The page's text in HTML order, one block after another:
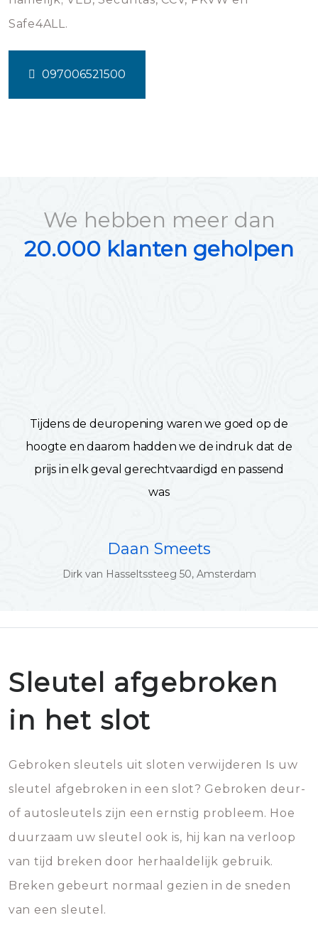
Safe4ALL.
097006521500
We hebben meer dan
20.000 klanten geholpen
Tijdens de deuropening waren we goed op de
hoogte en daarom hadden we de indruk dat de
prijs in elk geval gerechtvaardigd en passend
was
Daan Smeets
Dirk van Hasseltssteeg 50, Amsterdam
Sleutel afgebroken
in het slot
Gebroken sleutels uit sloten verwijderen Is uw
sleutel afgebroken in een slot? Gebroken deur-
of autosleutels zijn een ernstig probleem. Hoe
duurzaam uw sleutel ook is, hij kan na verloop
van tijd breken door herhaaldelijk gebruik.
Breken gebeurt normaal gezien in de sneden
van een sleutel.